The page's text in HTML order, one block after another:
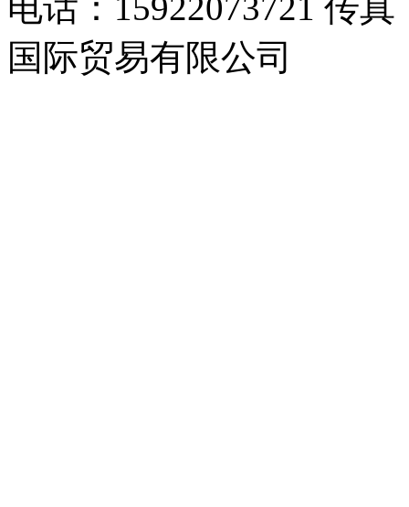
国际贸易有限公司